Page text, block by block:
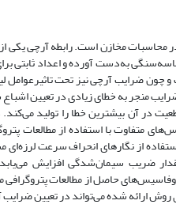
محاسبات مخازن است. رابطه آرچی
به‌دست آورده و اعداد ثابتی
چون ضرایب آرچی نیز تحت تاثیرعوامل
منجر به خطای زیادی در تعیین
آن بیشترین خطا را تولید می‌کند.
از نگارهای انحراف سرعت
ضریب سیمان‌شدگی افزایش
حاصل از مطالعات پتروگرافی
ارائه شده می‌تواند در تعیین